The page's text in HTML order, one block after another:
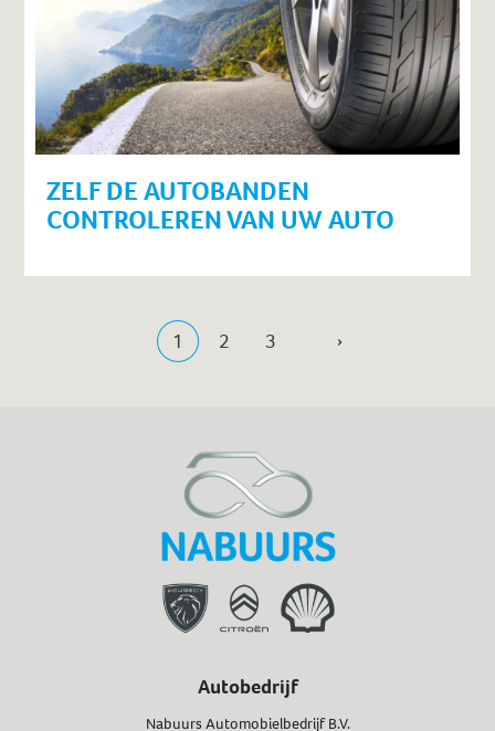
ZELF DE AUTOBANDEN
CONTROLEREN VAN UW AUTO
1 2 3 ›
Autobedrijf
Nabuurs Automobielbedrijf B.V.